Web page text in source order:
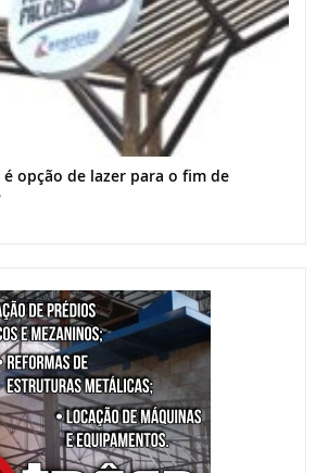
é opção de lazer para o fim de